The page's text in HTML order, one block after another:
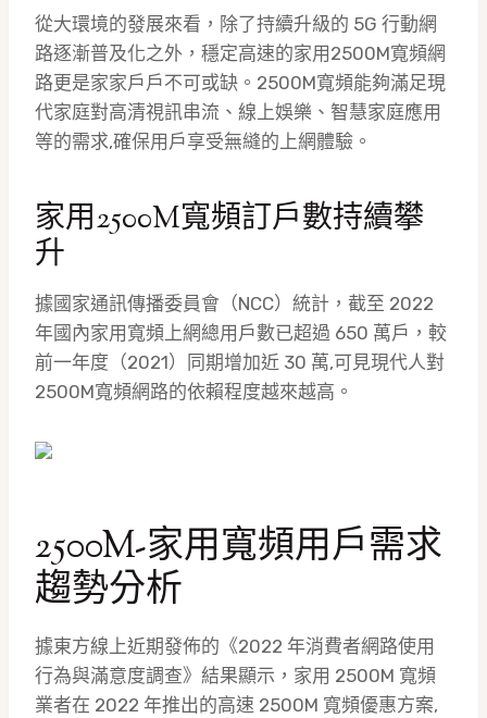
從大環境的發展來看，除了持續升級的 5G 行動網
路逐漸普及化之外，穩定高速的家用2500M寬頻網
路更是家家戶戶不可或缺。2500M寬頻能夠滿足現
代家庭對高清視訊串流、線上娛樂、智慧家庭應用
等的需求,確保用戶享受無縫的上網體驗。
家用2500M寬頻訂戶數持續攀
升
據國家通訊傳播委員會（NCC）統計，截至 2022
年國內家用寬頻上網總用戶數已超過 650 萬戶，較
前一年度（2021）同期增加近 30 萬,可見現代人對
2500M寬頻網路的依賴程度越來越高。
2500M-家用寬頻用戶需求
趨勢分析
據東方線上近期發佈的《2022 年消費者網路使用
行為與滿意度調查》結果顯示，家用 2500M 寬頻
業者在 2022 年推出的高速 2500M 寬頻優惠方案,